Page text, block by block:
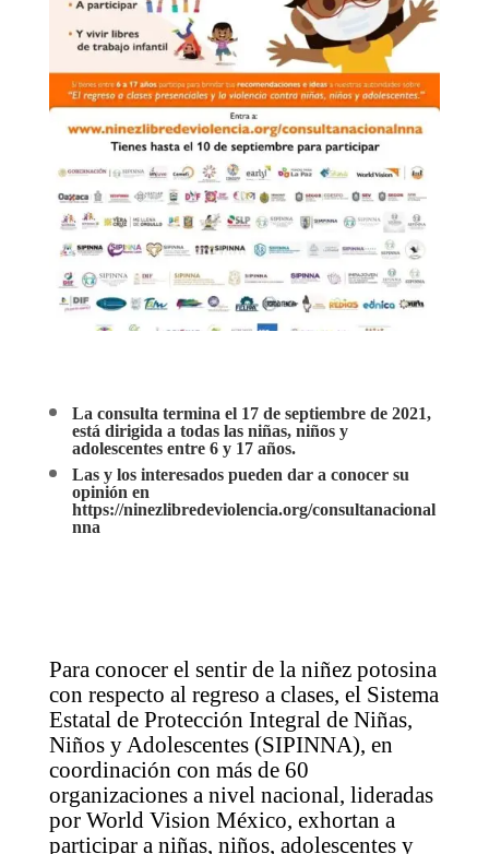
La consulta termina el 17 de septiembre de 2021,
está dirigida a todas las niñas, niños y
adolescentes entre 6 y 17 años.
Las y los interesados pueden dar a conocer su
opinión en
https://ninezlibredeviolencia.org/consultanacional
nna
Para conocer el sentir de la niñez potosina
con respecto al regreso a clases, el Sistema
Estatal de Protección Integral de Niñas,
Niños y Adolescentes (SIPINNA), en
coordinación con más de 60
organizaciones a nivel nacional, lideradas
por World Vision México, exhortan a
participar a niñas, niños, adolescentes y